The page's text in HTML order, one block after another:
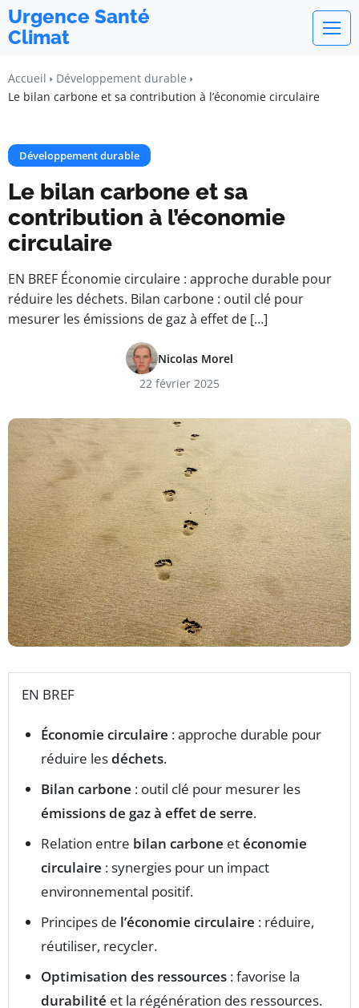
Urgence Santé
Climat
Accueil
Développement durable
Le bilan carbone et sa contribution à l’économie circulaire
Développement durable
Le bilan carbone et sa
contribution à l’économie
circulaire
EN BREF Économie circulaire : approche durable pour
réduire les déchets. Bilan carbone : outil clé pour
mesurer les émissions de gaz à effet de […]
Nicolas Morel
22 février 2025
EN BREF
Économie circulaire : approche durable pour
réduire lesdéchets.
Bilan carbone : outil clé pour mesurer les
émissions de gaz à effet de serre.
Relation entre bilan carbone etéconomie
circulaire : synergies pour un impact
environnemental positif.
Principes de l’économie circulaire : réduire,
réutiliser, recycler.
Optimisation des ressources : favorise la
durabilité et la régénération des ressources.